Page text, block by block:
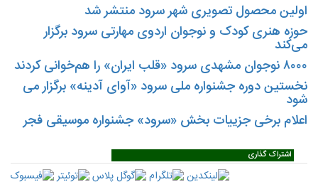
اولین محصول تصویری شهر سرود منتشر شد
حوزه هنری کودک و نوجوان اردوی مهارتی سرود برگزار
می‌کند
۸۰۰۰ نوجوان مشهدی سرود «قلب ایران» را هم‌خوانی کردند
نخستین دوره جشنواره ملی سرود «آوای آدینه» برگزار می
شود
اعلام برخی جزییات بخش «سرود» جشنواره موسیقی فجر
اشتراک گذاری